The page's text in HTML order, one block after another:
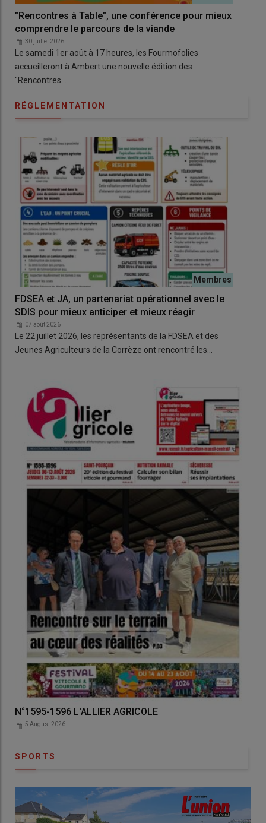
"Rencontres à Table", une conférence pour mieux
comprendre le parcours de la viande
30 juillet 2026
Le samedi 1er août à 17 heures, les Fourmofolies
accueilleront à Ambert une nouvelle édition des
"Rencontres…
RÉGLEMENTATION
FDSEA et JA, un partenariat opérationnel avec le
SDIS pour mieux anticiper et mieux réagir
07 août 2026
Le 22 juillet 2026, les représentants de la FDSEA et des
Jeunes Agriculteurs de la Corrèze ont rencontré les…
Auvergne Agricole N°3186 3187
SPORTS